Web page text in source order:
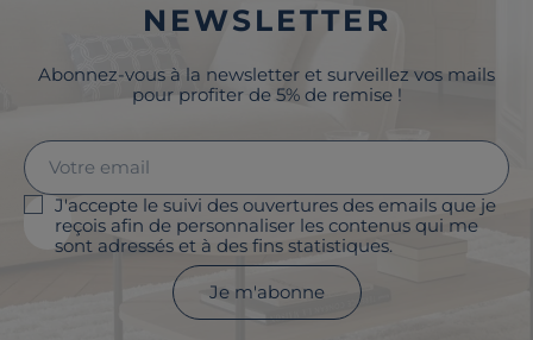
NEWSLETTER
Abonnez-vous à la newsletter et surveillez vos mails
pour profiter de 5% de remise !
J'accepte le suivi des ouvertures des emails que je
reçois afin de personnaliser les contenus qui me
sont adressés et à des fins statistiques.
Je m'abonne